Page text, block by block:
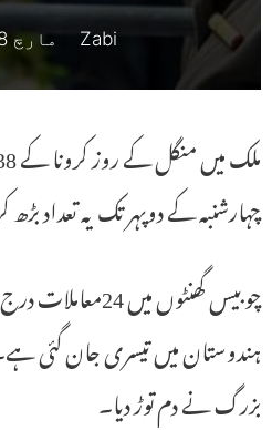
Zabi مارچ 18, 2020
چہارشنبہ کے دوپہر تک یہ تعداد بڑھ کر 143تک پہنچ گئی
چوبیس گھنٹوں
بزرگ نے دم توڑ دیا۔